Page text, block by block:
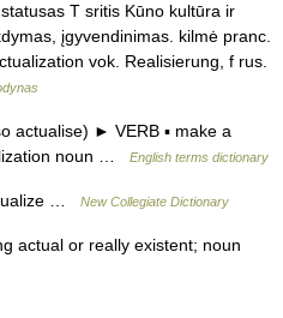
T sritis Kūno kultūra ir
įgyvendinimas. kilmė pranc.
vok. Realisierung, f rus.
actualise) ► VERB ▪ make a
noun …
English terms dictionary
… New Collegiate Dictionary
actual or really existent; noun